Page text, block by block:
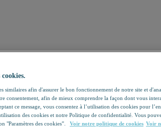
similaires afin d'assurer le bon fonctionnement de notre site et
consentement, afin de mieux comprendre la façon dont vous
ce message, vous consentez à l’utilisation des cookies pour
des cookies et notre Politique de confidentialité. Vous
"Paramètres des cookies”.
Voir notre politique de cookies Voir